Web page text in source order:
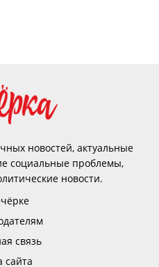
новостей, актуальные
социальные проблемы,
новости.
связь
сайта